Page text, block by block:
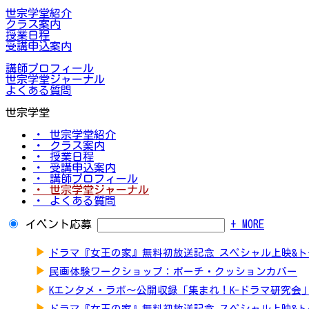
世宗学堂紹介
クラス案内
授業日程
受講申込案内
講師プロフィール
世宗学堂ジャーナル
よくある質問
世宗学堂
・ 世宗学堂紹介
・ クラス案内
・ 授業日程
・ 受講申込案内
・ 講師プロフィール
・ 世宗学堂ジャーナル
・ よくある質問
イベント応募 + MORE
▶ ドラマ『女王の家』無料初放送記念 スペシャル上映&
▶ 民画体験ワークショップ：ポーチ・クッションカバー
▶ Kエンタメ・ラボ～公開収録「集まれ！K-ドラマ研究会」